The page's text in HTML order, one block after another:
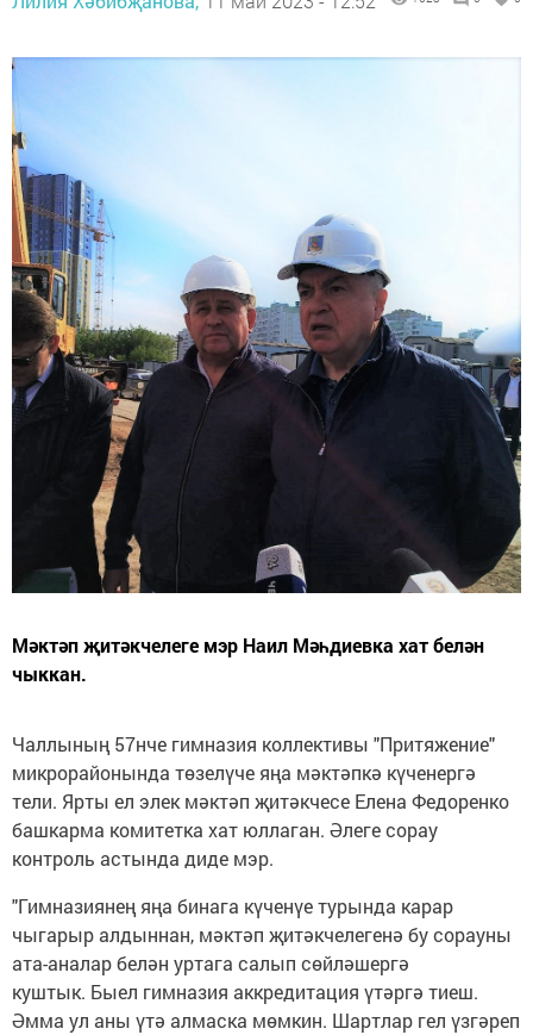
Мәктәп җитәкчелеге мэр Наил Мәһдиевка хат белән
чыккан.
Чаллының 57нче гимназия коллективы "Притяжение"
микрорайонында төзелүче яңа мәктәпкә күченергә
тели. Ярты ел элек мәктәп җитәкчесе Елена Федоренко
башкарма комитетка хат юллаган. Әлеге сорау
контроль астында диде мэр.
"Гимназиянең яңа бинага күченүе турында карар
чыгарыр алдыннан, мәктәп җитәкчелегенә бу сорауны
ата-аналар белән уртага салып сөйләшергә
куштык. Быел гимназия аккредитация үтәргә тиеш.
Әмма ул аны үтә алмаска мөмкин. Шартлар гел үзгәреп